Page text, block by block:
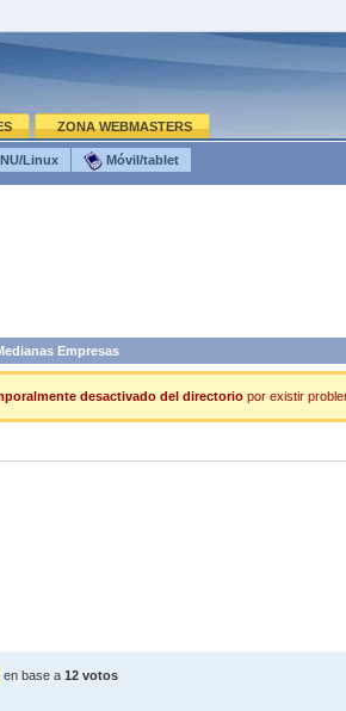
ZONA WEBMASTERS
Linux Móvil/tablet
Empresas
desactivado del directoriopor existir
en base a 12 votos